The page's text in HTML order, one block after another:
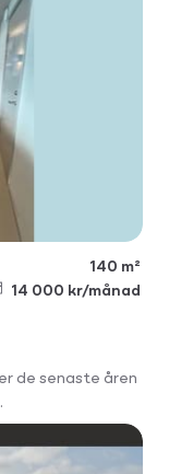
140 m²
14 000 kr/månad
de senaste åren